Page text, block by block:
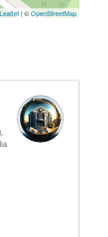
Leaflet | ©OpenStreetMap